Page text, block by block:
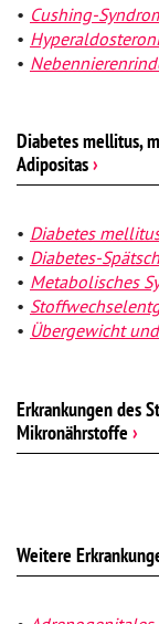
Cushing-
Diabetes mellitus,
Adipositas›
Diabetes
Diabetes-
Metabolisches
Übergewicht
Erkrankungen des
Mikronährstoffe ›
Weitere